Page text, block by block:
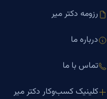
رزومه دکتر میر
درباره ما
تماس با ما
کلینیک کسب‌وکار دکتر میر